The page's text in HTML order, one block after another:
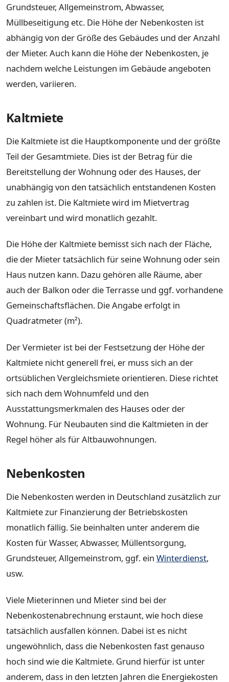
Grundsteuer, Allgemeinstrom, Abwasser,
Müllbeseitigung etc. Die Höhe der Nebenkosten ist
abhängig von der Größe des Gebäudes und der Anzahl
der Mieter. Auch kann die Höhe der Nebenkosten, je
nachdem welche Leistungen im Gebäude angeboten
werden, variieren.
Kaltmiete
Die Kaltmiete ist die Hauptkomponente und der größte
Teil der Gesamtmiete. Dies ist der Betrag für die
Bereitstellung der Wohnung oder des Hauses, der
unabhängig von den tatsächlich entstandenen Kosten
zu zahlen ist. Die Kaltmiete wird im Mietvertrag
vereinbart und wird monatlich gezahlt.
Die Höhe der Kaltmiete bemisst sich nach der Fläche,
die der Mieter tatsächlich für seine Wohnung oder sein
Haus nutzen kann. Dazu gehören alle Räume, aber
auch der Balkon oder die Terrasse und ggf. vorhandene
Gemeinschaftsflächen. Die Angabe erfolgt in
Quadratmeter (m²).
Der Vermieter ist bei der Festsetzung der Höhe der
Kaltmiete nicht generell frei, er muss sich an der
ortsüblichen Vergleichsmiete orientieren. Diese richtet
sich nach dem Wohnumfeld und den
Ausstattungsmerkmalen des Hauses oder der
Wohnung. Für Neubauten sind die Kaltmieten in der
Regel höher als für Altbauwohnungen.
Nebenkosten
Die Nebenkosten werden in Deutschland zusätzlich zur
Kaltmiete zur Finanzierung der Betriebskosten
monatlich fällig. Sie beinhalten unter anderem die
Kosten für Wasser, Abwasser, Müllentsorgung,
Grundsteuer, Allgemeinstrom, ggf. ein Winterdienst,
usw.
Viele Mieterinnen und Mieter sind bei der
Nebenkostenabrechnung erstaunt, wie hoch diese
tatsächlich ausfallen können. Dabei ist es nicht
ungewöhnlich, dass die Nebenkosten fast genauso
hoch sind wie die Kaltmiete. Grund hierfür ist unter
anderem, dass in den letzten Jahren die Energiekosten